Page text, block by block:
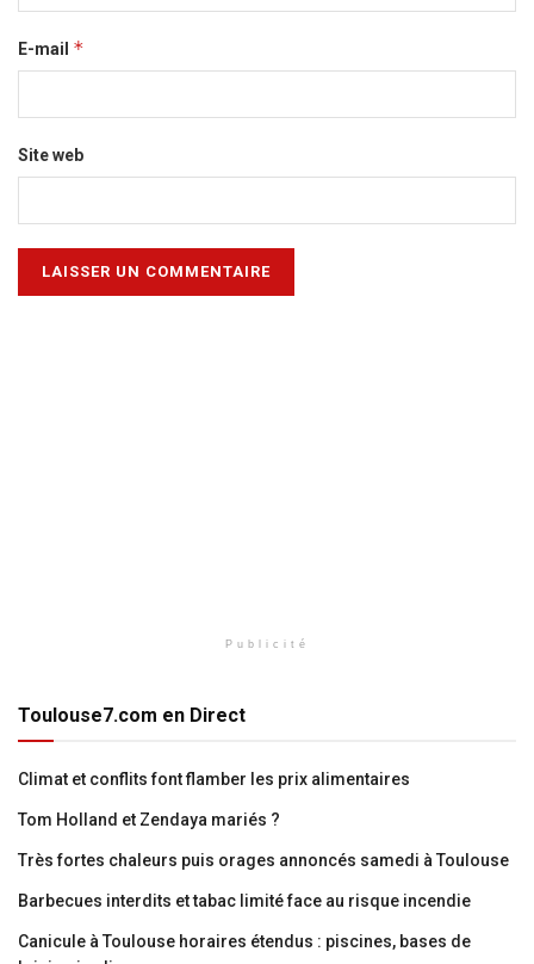
E-mail *
Site web
Publicité
Toulouse7.com en Direct
Climat et conflits font flamber les prix alimentaires
Tom Holland et Zendaya mariés ?
Très fortes chaleurs puis orages annoncés samedi à Toulouse
Barbecues interdits et tabac limité face au risque incendie
Canicule à Toulouse horaires étendus : piscines, bases de